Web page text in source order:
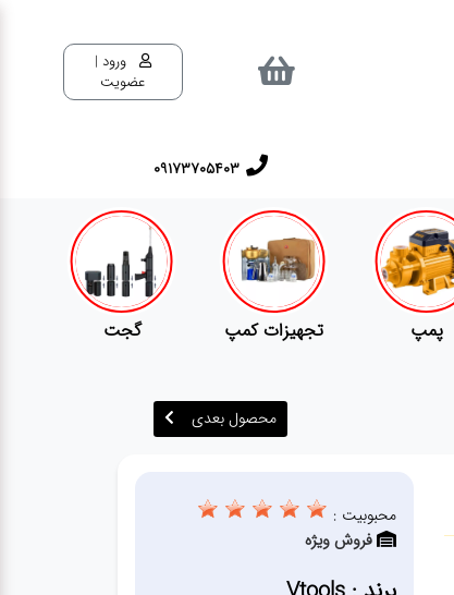
ورود |
عضویت
٠٩١٧٣٧٠٥٤٠٣
تجهیزات کمپ گجت
محصول بعدی
محبوبیت :
فروش ویژه